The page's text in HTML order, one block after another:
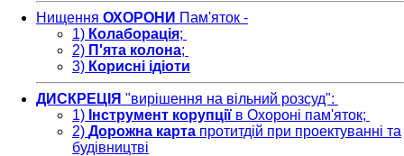
Нищення ОХОРОНИ Пам'яток -
1) Колаборація;
2) П'ята колона;
3) Корисні ідіоти
ДИСКРЕЦІЯ "вирішення на вільний розсуд":
1) Інструмент корупції в Охороні пам'яток;
2) Дорожна карта протитдій при проектуванні та
будівництві